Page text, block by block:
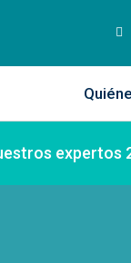
expertos